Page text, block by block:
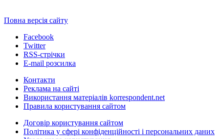
Повна версія сайту
Facebook
Twitter
RSS-стрічки
E-mail розсилка
Контакти
Реклама на сайті
Використання матеріалів korrespondent.net
Правила користування сайтом
Договір користування сайтом
Політика у сфері конфіденційності і персональних даних